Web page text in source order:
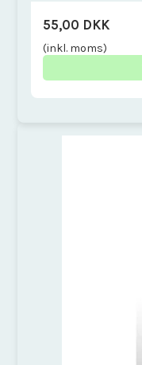
55,00 DKK
(inkl. moms)